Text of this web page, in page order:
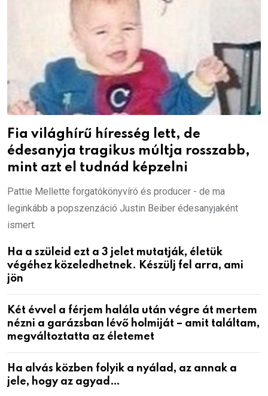
Fia világhírű híresség lett, de
édesanyja tragikus múltja rosszabb,
mint azt el tudnád képzelni
Pattie Mellette forgatókönyvíró és producer - de ma
leginkább a popszenzáció Justin Beiber édesanyjaként
ismert.
Ha a szüleid ezt a 3 jelet mutatják, életük
végéhez közeledhetnek. Készülj fel arra, ami
jön
Két évvel a férjem halála után végre át mertem
nézni a garázsban lévő holmiját – amit találtam,
megváltoztatta az életemet
Ha alvás közben folyik a nyálad, az annak a
jele, hogy az agyad…